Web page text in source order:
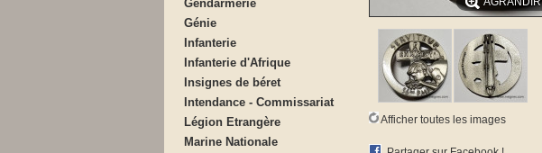
Gendarmerie
Génie
Infanterie
Infanterie d'Afrique
Insignes de béret
Intendance - Commissariat
Légion Etrangère
Marine Nationale
Afficher toutes les images